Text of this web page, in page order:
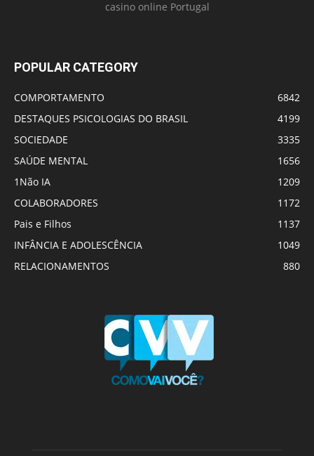
casino online Portugal
POPULAR CATEGORY
COMPORTAMENTO
6842
DESTAQUES PSICOLOGIAS DO BRASIL
4199
SOCIEDADE
3335
SAÚDE MENTAL
1656
1Não IA
1209
COLABORADORES
1172
Pais e Filhos
1137
INFÂNCIA E ADOLESCÊNCIA
1049
RELACIONAMENTOS
880